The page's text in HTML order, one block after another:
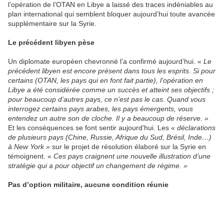
l’opération de l’OTAN en Libye a laissé des traces indéniables au
plan international qui semblent bloquer aujourd’hui toute avancée
supplémentaire sur la Syrie.
Le précédent libyen pèse
Un diplomate européen chevronné l’a confirmé aujourd’hui. « Le
précédent libyen est encore présent dans tous les esprits. Si pour
certains (OTAN, les pays qui en font fait partie), l’opération en
Libye a été considérée comme un succès et atteint ses objectifs ;
pour beaucoup d’autres pays, ce n’est pas le cas. Quand vous
interrogez certains pays arabes, les pays émergents, vous
entendez un autre son de cloche. Il y a beaucoup de réserve. »
Et les conséquences se font sentir aujourd’hui. Les « déclarations
de plusieurs pays (Chine, Russie, Afrique du Sud, Brésil, Inde…)
à New York » sur le projet de résolution élaboré sur la Syrie en
témoignent. « Ces pays craignent une nouvelle illustration d’une
stratégie qui a pour objectif un changement de régime. »
Pas d’option militaire, aucune condition réunie